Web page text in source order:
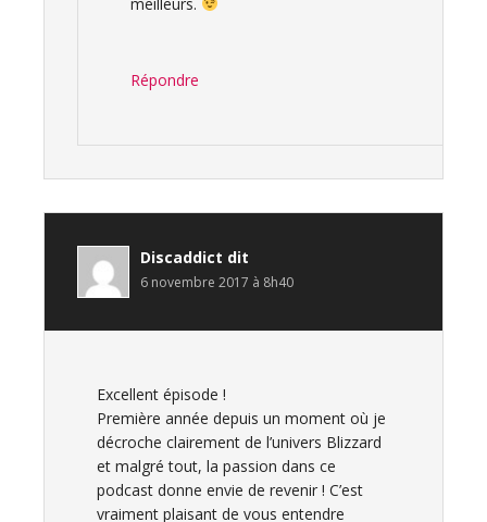
Répondre
Discaddict dit
6 novembre 2017 à 8h40
Excellent épisode !
Première année depuis un moment où je
décroche clairement de l’univers Blizzard
et malgré tout, la passion dans ce
podcast donne envie de revenir ! C’est
vraiment plaisant de vous entendre